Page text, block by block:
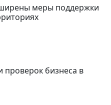
меры поддержки
проверок бизнеса в